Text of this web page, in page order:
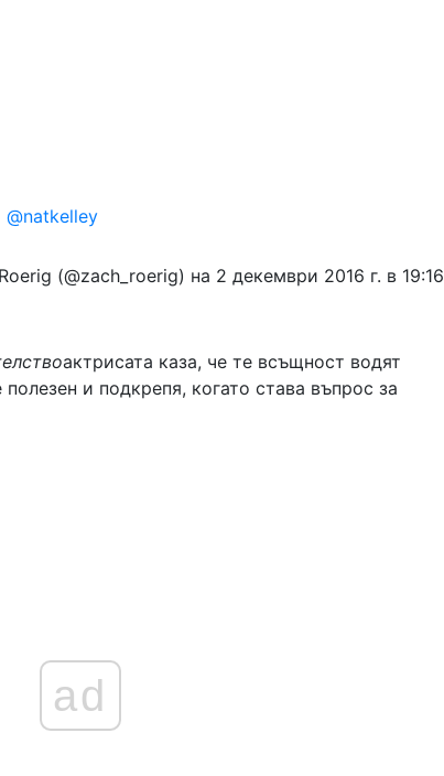
(@zach_roerig) на 2 декември 2016 г. в 19:16
актрисата каза, че те всъщност водят
и подкрепя, когато става въпрос за
ad